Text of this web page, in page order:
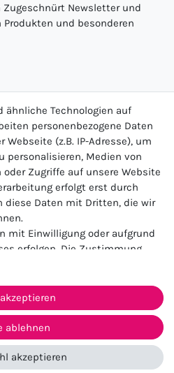
Newsletter und
und besonderen
(23.143)
AGB
Kontakt
widerrufen
Shop
ähnliche Technologien auf
personenbezogene Daten
(z.B. IP-Adresse), um
personalisieren, Medien von
Zugriffe auf unsere Website
erfolgt erst durch
diese Daten mit Dritten, die wir
mit Einwilligung oder aufgrund
erfolgen. Die Zustimmung
Es besteht das Recht,
widerrufen. Beachten Sie unser
zur Verwendung
unserer
ablehnen
akzeptieren